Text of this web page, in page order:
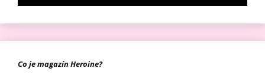
Co je magazín Heroine?